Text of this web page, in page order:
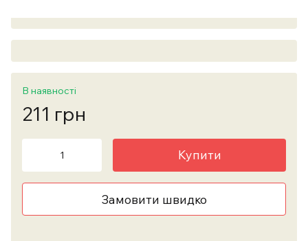
В наявності
211 грн
Купити
Замовити швидко